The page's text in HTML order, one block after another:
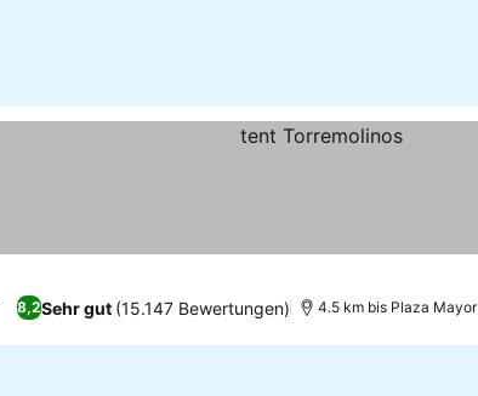
8,2Sehr gut (15.147 Bewertungen) 4.5 km bis Plaza Mayor